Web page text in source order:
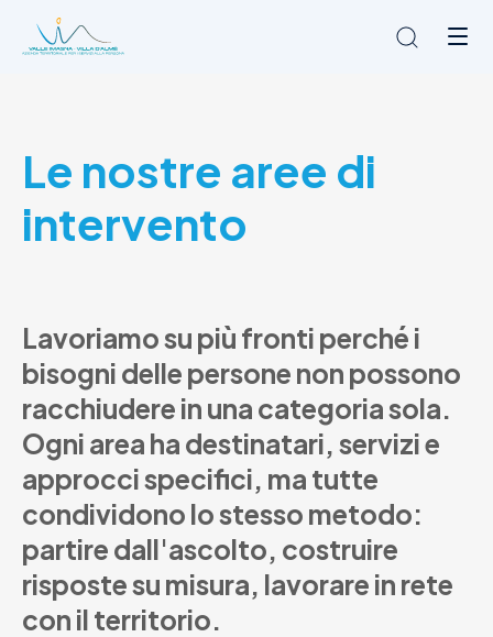
L'Ambito
News
Amministrazione trasparente
Le nostre aree di
intervento
Lavoriamosu più fronti perché i
bisogni delle persone non possono
racchiudere in una categoriasola.
Ogni area ha destinatari, servizie
approccispecifici, ma tutte
condividono lostesso metodo:
partire dall'ascolto, costruire
rispostesu misura, lavorare in rete
con il territorio.